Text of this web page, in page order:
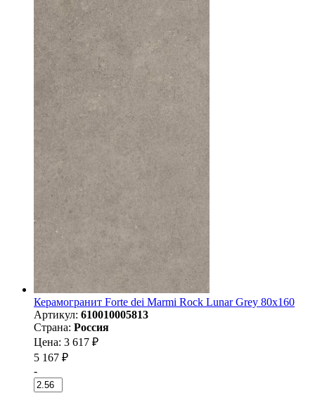
Керамогранит Forte dei Marmi Rock Lunar Grey 80x160
Артикул: 610010005813
Страна: Россия
Цена: 3 617 ₽
5 167 ₽
-